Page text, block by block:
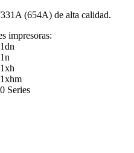
(654A) de alta calidad.
impresoras:
Series